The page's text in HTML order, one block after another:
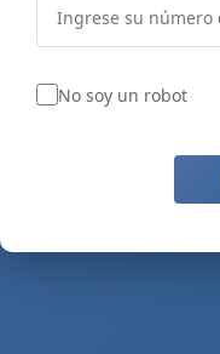
No soy un robot